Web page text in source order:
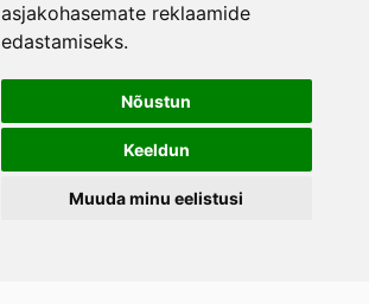
asjakohasemate reklaamide
edastamiseks.
Nõustun
Keeldun
Muuda minu eelistusi